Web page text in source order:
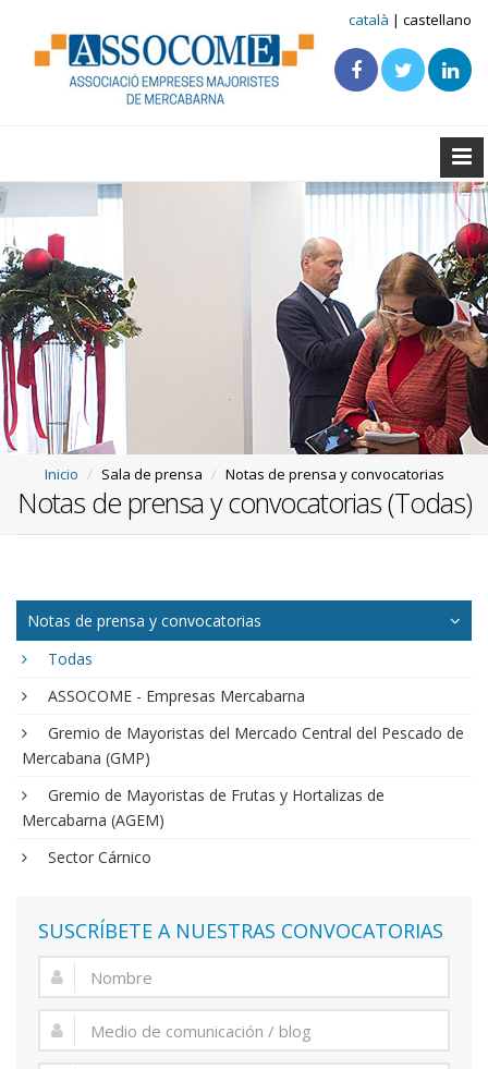
català | castellano
Inicio Sala de prensa Notas de prensa y convocatorias
Notas de prensa y convocatorias (Todas)
Notas de prensa y convocatorias
Todas
ASSOCOME - Empresas Mercabarna
Gremio de Mayoristas del Mercado Central del Pescado de
Mercabana (GMP)
Gremio de Mayoristas de Frutas y Hortalizas de
Mercabarna (AGEM)
Sector Cárnico
SUSCRÍBETE A NUESTRAS CONVOCATORIAS